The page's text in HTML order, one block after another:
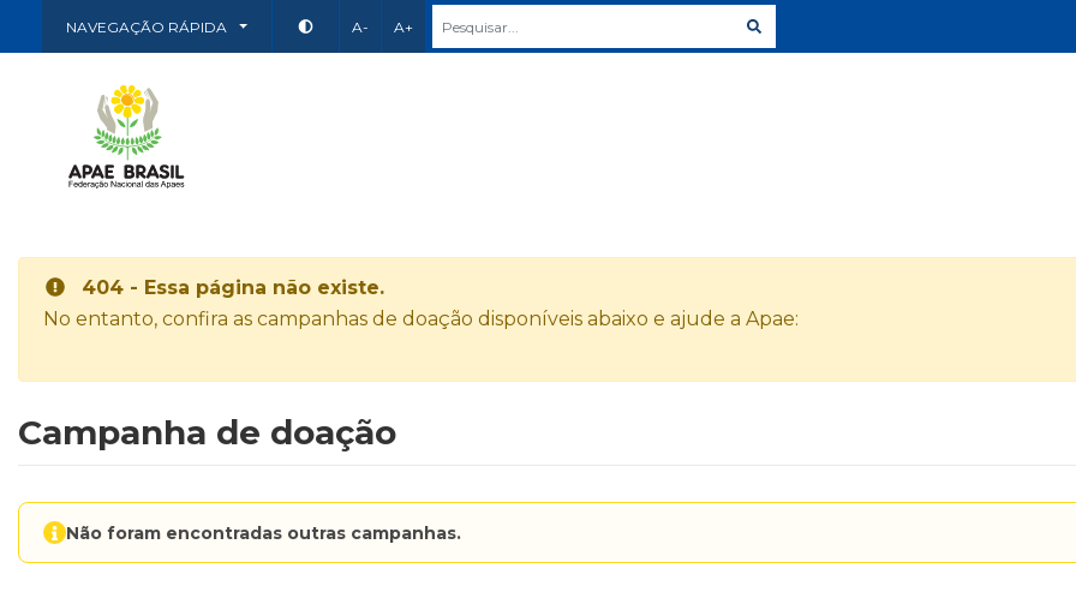
NAVEGAÇÃO RÁPIDA A- A+
404 - Essa página não existe.
No entanto, confira as campanhas de doação disponíveis abaixo e ajude a Apae:
Campanha de doação
Não foram encontradas outras campanhas.